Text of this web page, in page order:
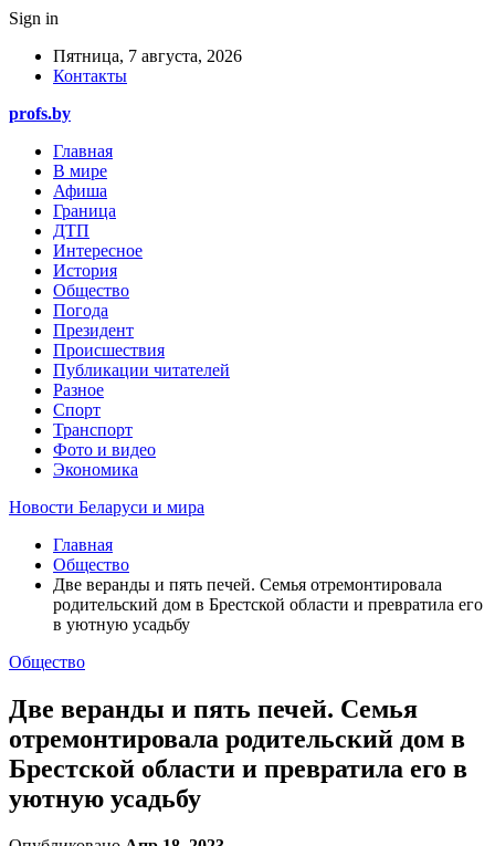
Sign in
Пятница, 7 августа, 2026
Контакты
profs.by
Главная
В мире
Афиша
Граница
ДТП
Интересное
История
Общество
Погода
Президент
Происшествия
Публикации читателей
Разное
Спорт
Транспорт
Фото и видео
Экономика
Новости Беларуси и мира
Главная
Общество
Две веранды и пять печей. Семья отремонтировала
родительский дом в Брестской области и превратила его
в уютную усадьбу
Общество
Две веранды и пять печей. Семья
отремонтировала родительский дом в
Брестской области и превратила его в
уютную усадьбу